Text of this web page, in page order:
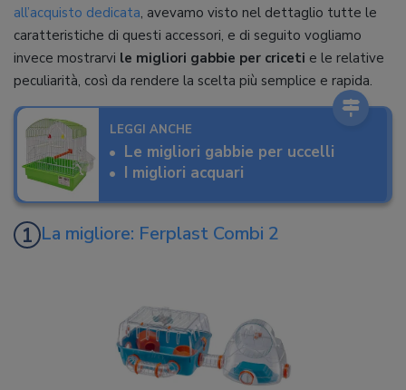
all’acquisto dedicata, avevamo visto nel dettaglio tutte le
caratteristiche di questi accessori, e di seguito vogliamo
invece mostrarvi le migliori gabbie per criceti e le relative
peculiarità, così da rendere la scelta più semplice e rapida.
LEGGI ANCHE
Le migliori gabbie per uccelli
I migliori acquari
La migliore: Ferplast Combi 2